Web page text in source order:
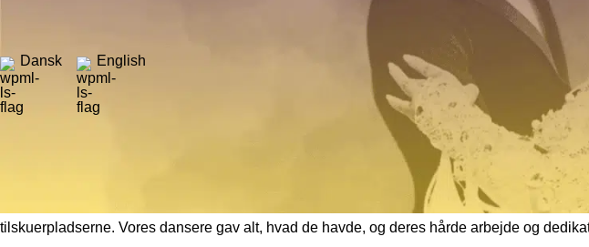
Dansk English
Lørdagen var en dag fyldt med glæde, energi og fremragende dans, da vores Bendixen-
stolte medarrangører af denne fantastiske begivenhed, kan vi ikke være andet end
Solrød Dance Galla var en fest for øjet med farverige kostumer, elegant koreografi og en
tilskuerpladserne. Vores dansere gav alt, hvad de havde, og deres hårde arbejde og